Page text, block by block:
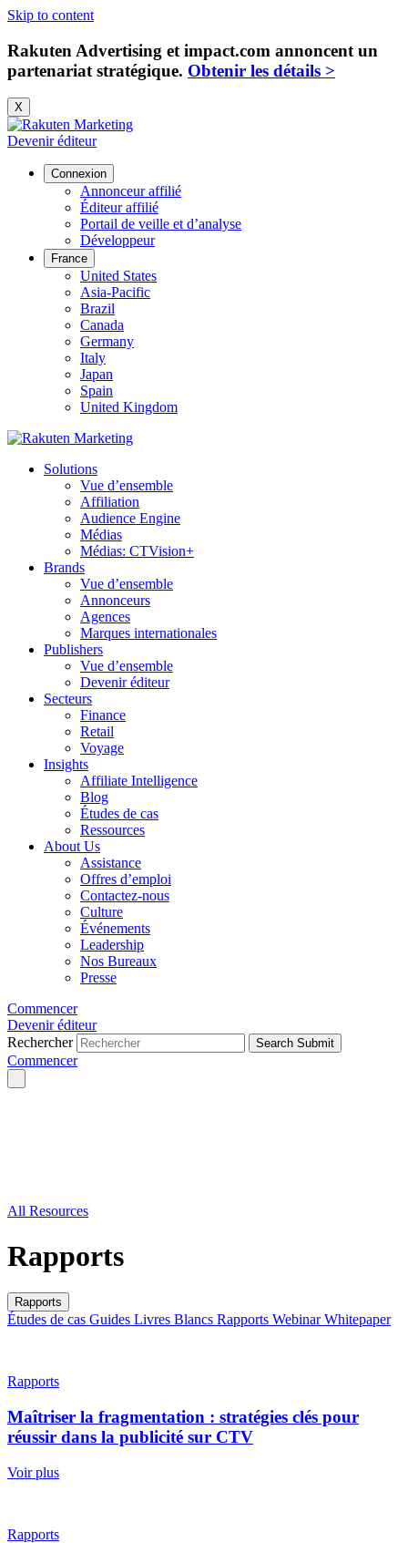
Skip to content
Rakuten Advertising et impact.com annoncent un
partenariat stratégique. Obtenir les détails >
X
Devenir éditeur
Connexion
Annonceur affilié
Éditeur affilié
Portail de veille et d’analyse
Développeur
France
United States
Asia-Pacific
Brazil
Canada
Germany
Italy
Japan
Spain
United Kingdom
Solutions
Vue d’ensemble
Affiliation
Audience Engine
Médias
Médias: CTVision+
Brands
Vue d’ensemble
Annonceurs
Agences
Marques internationales
Publishers
Vue d’ensemble
Devenir éditeur
Secteurs
Finance
Retail
Voyage
Insights
Affiliate Intelligence
Blog
Études de cas
Ressources
About Us
Assistance
Offres d’emploi
Contactez-nous
Culture
Événements
Leadership
Nos Bureaux
Presse
Commencer
Devenir éditeur
Rechercher
Search Submit
Commencer
All Resources
Rapports
Rapports
Études de cas Guides Livres Blancs Rapports WebinarWhitepaper
Rapports
Maîtriser la fragmentation : stratégies clés pour
réussir dans la publicité sur CTV
Voir plus
Rapports